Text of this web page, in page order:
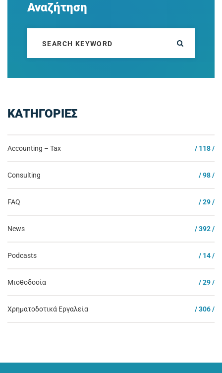
Αναζήτηση
ΚΑΤΗΓΟΡΙΕΣ
Accounting – Tax / 118 /
Consulting / 98 /
FAQ / 29 /
News / 392 /
Podcasts / 14 /
Μισθοδοσία / 29 /
Χρηματοδοτικά Εργαλεία / 306 /